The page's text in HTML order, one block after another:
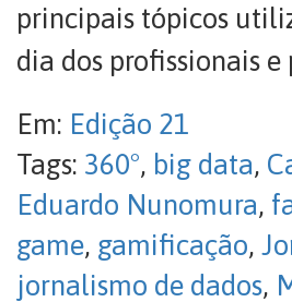
principais tópicos
dia dos profissionais e
Em: Edição 21
Tags: 360°, big data,
Eduardo Nunomura,
game, gamificação,
jornalismo de dados,